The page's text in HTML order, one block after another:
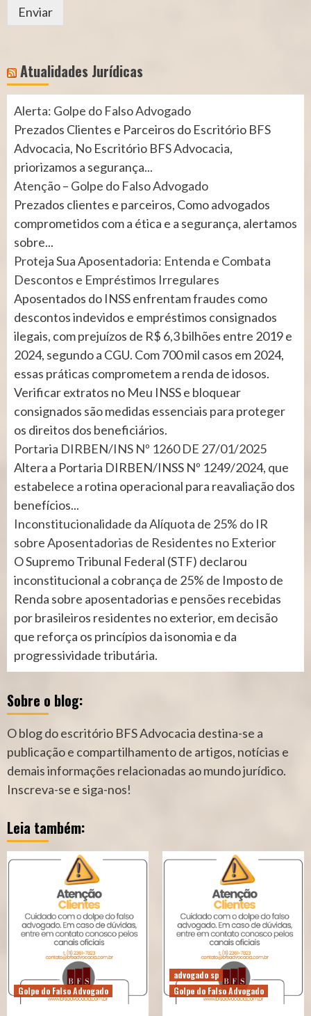
Enviar
Atualidades Jurídicas
Alerta: Golpe do Falso Advogado
Prezados Clientes e Parceiros do Escritório BFS
Advocacia, No Escritório BFS Advocacia,
priorizamos a segurança...
Atenção – Golpe do Falso Advogado
Prezados clientes e parceiros, Como advogados
comprometidos com a ética e a segurança, alertamos
sobre...
Proteja Sua Aposentadoria: Entenda e Combata
Descontos e Empréstimos Irregulares
Aposentados do INSS enfrentam fraudes como
descontos indevidos e empréstimos consignados
ilegais, com prejuízos de R$ 6,3 bilhões entre 2019 e
2024, segundo a CGU. Com 700 mil casos em 2024,
essas práticas comprometem a renda de idosos.
Verificar extratos no Meu INSS e bloquear
consignados são medidas essenciais para proteger
os direitos dos beneficiários.
Portaria DIRBEN/INS Nº 1260 DE 27/01/2025
Altera a Portaria DIRBEN/INSS Nº 1249/2024, que
estabelece a rotina operacional para reavaliação dos
benefícios...
Inconstitucionalidade da Alíquota de 25% do IR
sobre Aposentadorias de Residentes no Exterior
O Supremo Tribunal Federal (STF) declarou
inconstitucional a cobrança de 25% de Imposto de
Renda sobre aposentadorias e pensões recebidas
por brasileiros residentes no exterior, em decisão
que reforça os princípios da isonomia e da
progressividade tributária.
Sobre o blog:
O blog do escritório BFS Advocacia destina-se a
publicação e compartilhamento de artigos, notícias e
demais informações relacionadas ao mundo jurídico.
Inscreva-se e siga-nos!
Leia também:
Golpe do Falso Advogado
advogado sp
Golpe do Falso Advogado